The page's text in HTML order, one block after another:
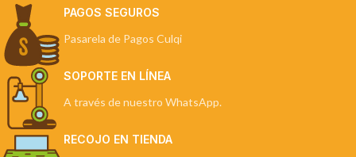
PAGOS SEGUROS
Pasarela de Pagos Culqi
SOPORTE EN LÍNEA
A través de nuestro WhatsApp.
RECOJO EN TIENDA